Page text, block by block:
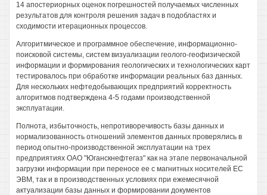
14 апостериорных оценок погрешностей получаемых численных
результатов для контроля решения задач в подобластях и
сходимости итерационных процессов.
Алгоритмическое и программное обеспечение, информационно-
поисковой системы, систем визуализации геолого-геофизической
информации и формирования геологических и технологических карт
тестировалось при обработке информации реальных баз данных.
Для нескольких нефтедобывающих предприятий корректность
алгоритмов подтверждена 4-5 годами производственной
эксплуатации.
Полнота, избыточность, непротиворечивость базы данных и
нормализованность отношений элементов данных проверялись в
период опытно-производственной эксплуатации на трех
предприятиях ОАО "Юганскнефтегаз" как на этапе первоначальной
загрузки информации при переносе ее с магнитных носителей ЕС
ЭВМ, так и в производственных условиях при ежемесячной
актуализации базы данных и формировании документов